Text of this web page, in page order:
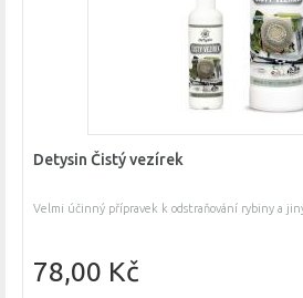
Detysin Čistý vezírek
Velmi účinný přípravek k odstraňování rybiny a
78,00 Kč